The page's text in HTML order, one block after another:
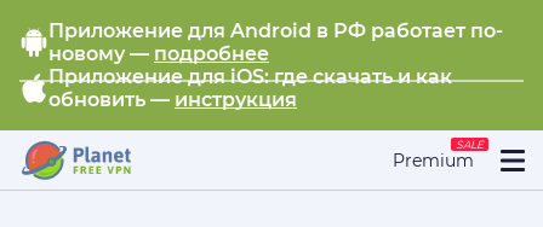
Приложение для Android в РФ работает по-
новому — подробнее
Приложение для iOS: где скачать и как
обновить — инструкция
Premium
SALE